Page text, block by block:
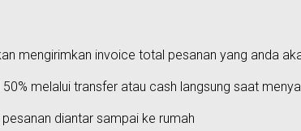
mengirimkan invoice total pesanan yang anda
melalui transfer atau cash langsung saat
diantar sampai ke rumah